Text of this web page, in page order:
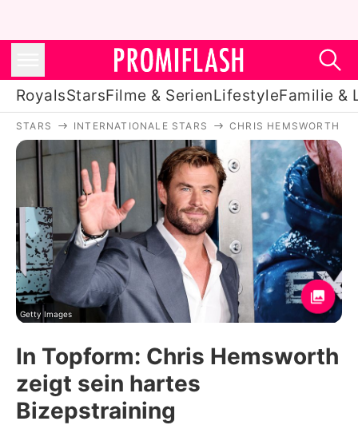
RoyalsStarsFilme & SerienLifestyleFamilie &
Royals
Stars
Filme & Serien
Lifestyle
Familie & Liebe
Promiflash Exklusiv
Alle Themen auf Promiflash
STARS INTERNATIONALE STARS CHRIS HEMSWORTH
Getty Images
In Topform: Chris Hemsworth
zeigt sein hartes
Bizepstraining